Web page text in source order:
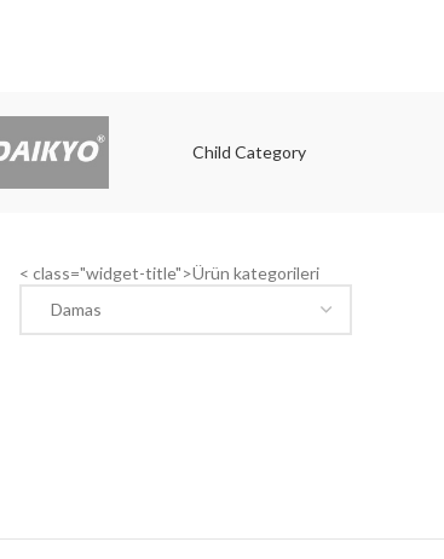
Child Category
< class="widget-title">Ürün kategorileri